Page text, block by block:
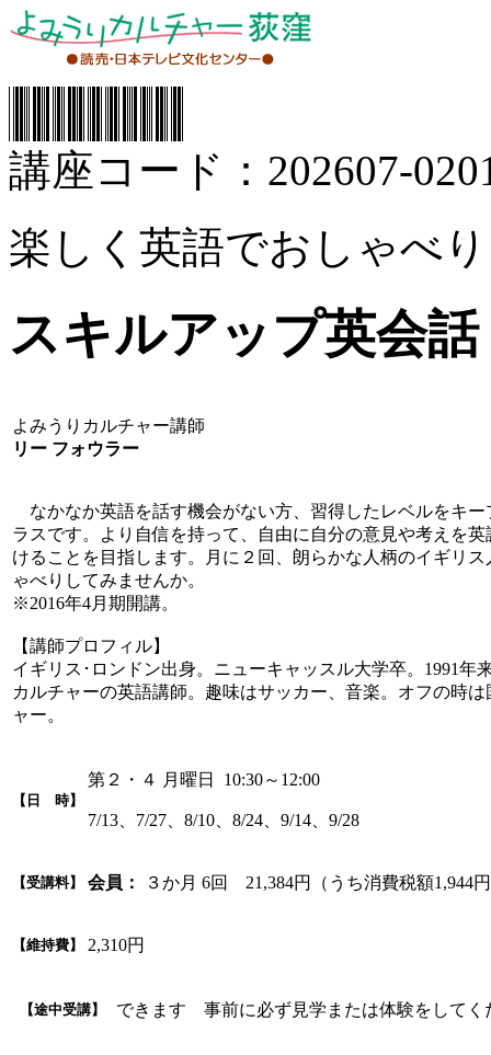
講座コード：202607-
楽しく英語でおしゃべ
スキルアップ英会
よみうりカルチャー講師
リー フォウラー
なかなか英語を話す機会がない方、習得したレベルをキー
ラスです。より自信を持って、自由に自分の意見や考えを
けることを目指します。月に２回、朗らかな人柄のイギリ
ゃべりしてみませんか。
※2016年4月期開講。
【講師プロフィル】
イギリス･ロンドン出身。ニューキャッスル大学卒。1991年
カルチャーの英語講師。趣味はサッカー、音楽。オフの時
ャー。
【日 時】
第２・４ 月曜日 10:30～12:00
7/13、7/27、8/10、8/24、9/14、9/28
【受講料】 会員： ３か月 6回 21,384円（うち消費税額1,944
【維持費】 2,310円
【途中受講】 できます 事前に必ず見学または体験をしてく